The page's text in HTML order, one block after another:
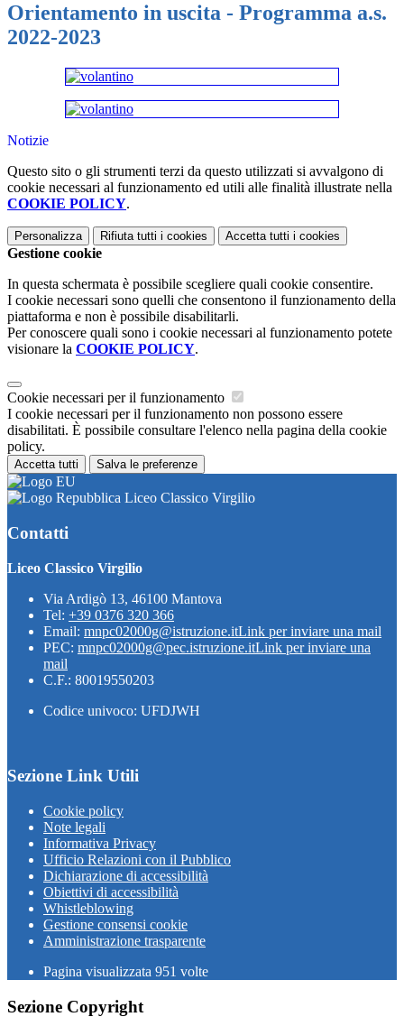
Orientamento in uscita - Programma a.s.
2022-2023
Notizie
Questo sito o gli strumenti terzi da questo utilizzati si avvalgono di
cookie necessari al funzionamento ed utili alle finalità illustrate nella
COOKIE POLICY.
Personalizza Rifiuta tutti i cookies Accetta tutti i cookies
Gestione cookie
In questa schermata è possibile scegliere quali cookie consentire.
I cookie necessari sono quelli che consentono il funzionamento della
piattaforma e non è possibile disabilitarli.
Per conoscere quali sono i cookie necessari al funzionamento potete
visionare la COOKIE POLICY.
Cookie necessari per il funzionamento
I cookie necessari per il funzionamento non possono essere
disabilitati. È possibile consultare l'elenco nella pagina della cookie
policy.
Accetta tutti Salva le preferenze
Liceo Classico Virgilio
Contatti
Liceo Classico Virgilio
Via Ardigò 13, 46100 Mantova
Tel: +39 0376 320 366
Email: mnpc02000g@istruzione.itLink per inviare una mail
PEC: mnpc02000g@pec.istruzione.itLink per inviare una
mail
C.F.: 80019550203
Codice univoco: UFDJWH
Sezione Link Utili
Cookie policy
Note legali
Informativa Privacy
Ufficio Relazioni con il Pubblico
Dichiarazione di accessibilità
Obiettivi di accessibilità
Whistleblowing
Gestione consensi cookie
Amministrazione trasparente
Pagina visualizzata 951 volte
Sezione Copyright